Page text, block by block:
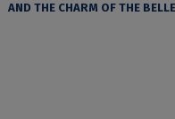
AND THE CHARM OF THE